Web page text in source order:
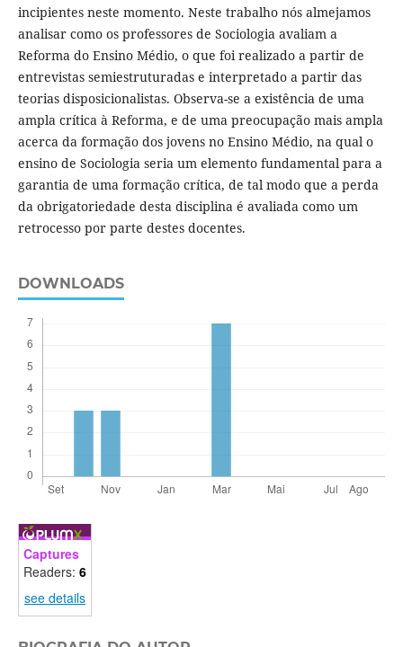
incipientes neste momento. Neste trabalho nós almejamos
analisar como os professores de Sociologia avaliam a
Reforma do Ensino Médio, o que foi realizado a partir de
entrevistas semiestruturadas e interpretado a partir das
teorias disposicionalistas. Observa-se a existência de uma
ampla crítica à Reforma, e de uma preocupação mais ampla
acerca da formação dos jovens no Ensino Médio, na qual o
ensino de Sociologia seria um elemento fundamental para a
garantia de uma formação crítica, de tal modo que a perda
da obrigatoriedade desta disciplina é avaliada como um
retrocesso por parte destes docentes.
DOWNLOADS
Captures
Readers: 6
see details